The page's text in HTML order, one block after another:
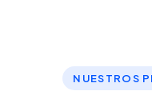
NUESTROS